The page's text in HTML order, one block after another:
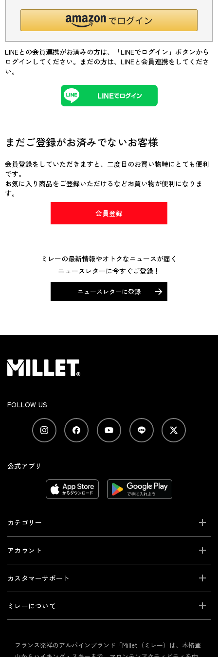
LINEとの会員連携がお済みの方は、「LINEでログイン」ボタンから
ログインしてください。まだの方は、 LINEと会員連携をしてくださ
い。
まだご登録がお済みでないお客様
会員登録をしていただきますと、二度目のお買い物時にとても便利
です。
お気に入り商品をご登録いただけるなどお買い物が便利になりま
す。
会員登録
ミレーの最新情報やオトクなニュースが届く
ニュースレターに今すぐご登録！
ニュースレターに登録
FOLLOW US
公式アプリ
カテゴリー
アカウント
カスタマーサポート
ミレーについて
フランス発祥のアルパインブランド「Millet（ミレー）は、本格登